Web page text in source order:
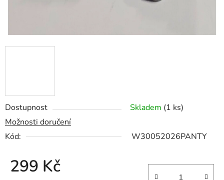
Dostupnost Skladem (1 ks)
Možnosti doručení
Kód:
W30052026PANTY
299 Kč